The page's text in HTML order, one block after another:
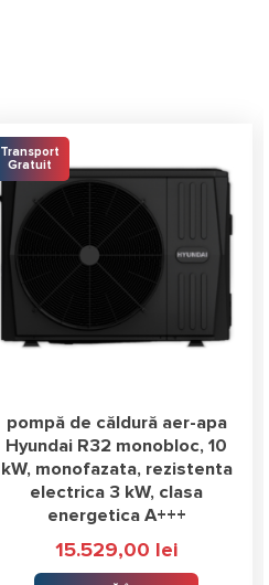
Transport
Gratuit
pompă de căldură aer-apa
Hyundai R32 monobloc, 10
kW, monofazata, rezistenta
electrica 3 kW, clasa
energetica A+++
15.529,00 lei